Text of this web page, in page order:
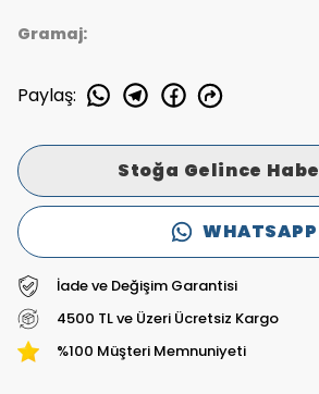
Gramaj:
Paylaş:
Stoğa Gelince
WHATSAPP
İade ve Değişim Garantisi
4500 TL ve Üzeri Ücretsiz Kargo
%100 Müşteri Memnuniyeti